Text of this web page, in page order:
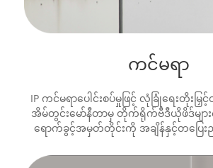
ကင်မရာ
IP ကင်မရာပေါင်းစပ်မှုဖြင့် လုံခြုံရေးတိုး
အိမ်တွင်းမော်နီတာမှ တိုက်ရိုက်ဗီဒီယိုဖိဒ်များ
ရောက်ခွင့်အမှတ်တိုင်းကို အချိန်နှင့်တပြေး